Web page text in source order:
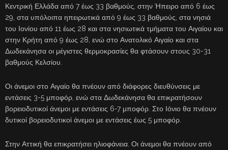
Κεντρική Ελλάδα από 7 έως 33 βαθμούς, στην Ήπειρο από 6 έως
29, στα υπόλοιπα ηπειρωτικά από 9 έως 33 βαθμούς, στα νησιά
του Ιονίου από 11 έως 28 και στα νησιωτικά τμήματα του Αιγαίου και
στην Κρήτη από 9 έως 28, ενώ στο Ανατολικό Αιγαίο και στα
Δωδεκάνησα οι μέγιστες θερμοκρασίες θα φτάσουν στους 30-31
βαθμούς Κελσίου.
Οι άνεμοι στο Αιγαίο θα πνέουν από διάφορες διευθύνσεις με
εντάσεις 3-5 μποφόρ, ενώ στα Δωδεκάνησα θα επικρατήσουν
βορειοδυτικοί άνεμοι με εντάσεις 6-7 μποφόρ. Στο Ιόνιο θα πνέουν
δυτικοί βορειοδυτικοί άνεμοι με εντάσεις έως 5 μποφόρ.
Στην Αττική θα επικρατήσει ηλιοφάνεια. Οι άνεμοι θα πνέουν από